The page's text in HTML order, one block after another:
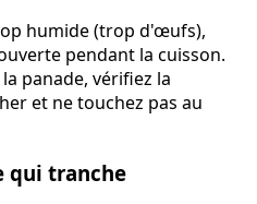
humide (trop d'œufs),
pendant la cuisson.
panade, vérifiez la
et ne touchez pas au
qui tranche